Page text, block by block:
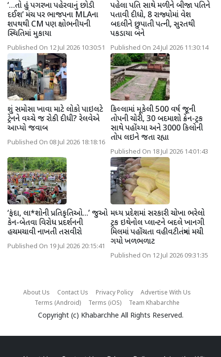
‘…તો હું પગરખા પહેરવાનું છોડી
દઈશ’ મંચ પર ભાજપના MLAના
શપથથી CM પણ ક્ષોભનીયની
સ્થિતિમાં મુકાયા
Published On 12 Jul 2026 10:30:51
પહેલા પતિ સાથે મળીને બીજા પતિને
પતાવી દીધો, 8 રાજ્યોમાં વેશ
બદલીને છુપાતી પત્ની, સુરતથી
પકડાયા બંને
Published On 24 Jul 2026 11:30:14
શું સમોસા ખાવા માટે લોકો પાઇલટે
ટ્રેનને વચ્ચે જ રોકી દીધી? રેલવેએ
આપ્યો જવાબ
Published On 08 Jul 2026 18:18:16
કિલ્લામાં મૂકેલી 500 વર્ષ જૂની
તોપની ચોરી, 30 બદમાશો ક્રેન-ટ્રક
સાથે પહોંચ્યા અને 3000 કિલોની
તોપ લઇને જતા રહ્યા
Published On 18 Jul 2026 14:01:43
‘ફંદા, લા*શોની પ્રતિકૃતિઓ...’ જુઓ
કેન-બેતવા વિરોધ પ્રદર્શનની
હચમચાવી નાખતી તસવીરો
Published On 19 Jul 2026 20:15:41
મધ્ય પ્રદેશમાં સરકારી ચોખા ભરેલો
ટ્રક ઇથેનોલ પ્લાન્ટને બદલે ખાનગી
મિલમાં પહોંચતા વહીવટીતંત્રમાં મચી
ગયો ખળભળાટ
Published On 12 Jul 2026 09:31:35
About Us Contact Us Privacy Policy
Advertise With Us
Terms (Android)
Terms (iOS) Team Khabarchhe
Copyright (c) Khabarchhe All Rights Reserved.